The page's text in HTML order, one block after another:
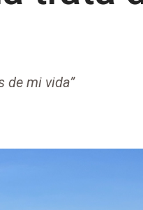
de mi vida”